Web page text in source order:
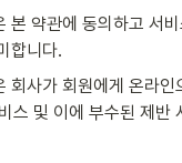
본 약관에 동의하고 서
합니다.
회사가 회원에게 온라인
및 이에 부수된 제반